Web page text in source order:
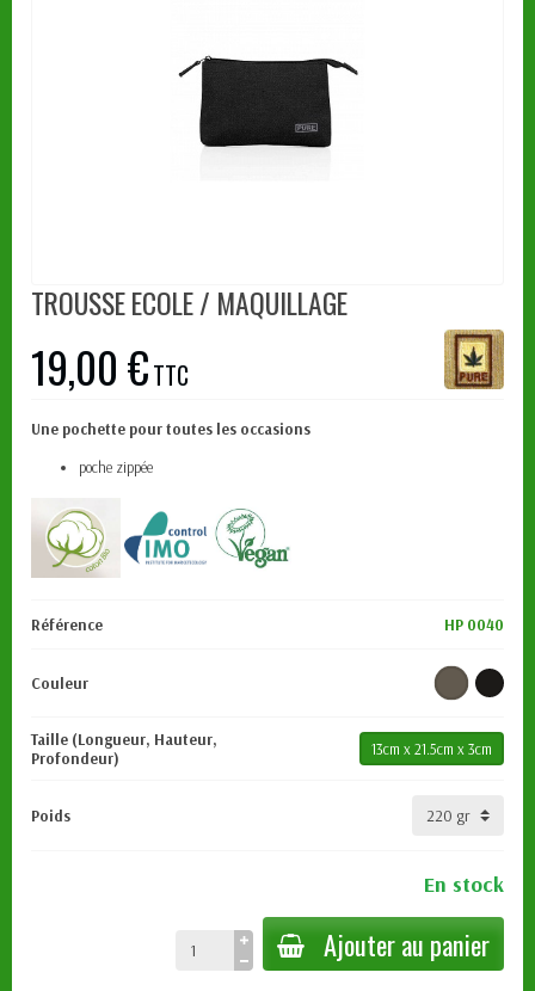
TROUSSE ECOLE / MAQUILLAGE
19,00 €TTC
Une pochette pour toutes les occasions
poche zippée
Référence HP 0040
Couleur
Taille (Longueur, Hauteur,
Profondeur)
13cm x 21.5cm x 3cm
Poids
En stock
Ajouter au panier